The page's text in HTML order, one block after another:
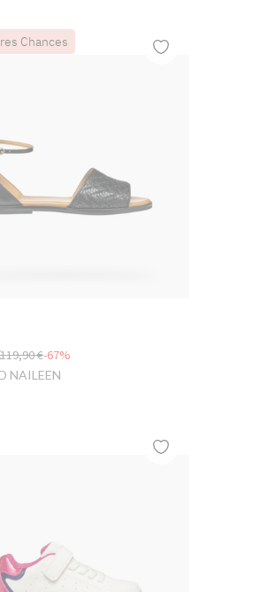
Chances
119,90 €-67%
NAILEEN